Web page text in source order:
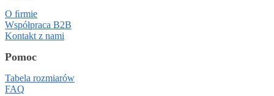
O ﬁrmie
Współpraca B2B
Kontakt z nami
Pomoc
Tabela rozmiarów
FAQ